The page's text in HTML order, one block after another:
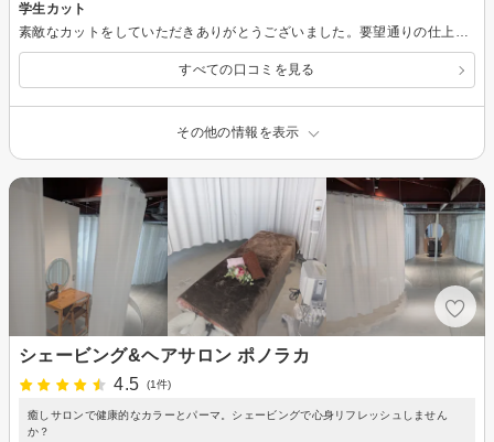
学生カット
素敵なカットをしていただきありがとうございました。要望通りの仕上がりにしてくださり嬉しかったです。また、ヘアセットのアドバイスが、とてもわかりやすく、参考にさせていただきたいと思いました。
すべての口コミを見る
その他の情報を表示
シェービング&ヘアサロン ポノラカ
4.5
(1件)
癒しサロンで健康的なカラーとパーマ。シェービングで心身リフレッシュしません
か？